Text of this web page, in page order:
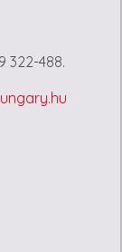
322-488.